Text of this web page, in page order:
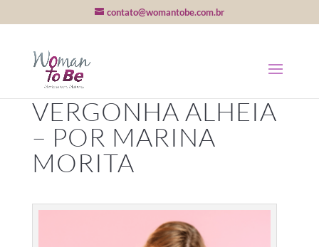
contato@womantobe.com.br
VERGONHA ALHEIA
– POR MARINA
MORITA